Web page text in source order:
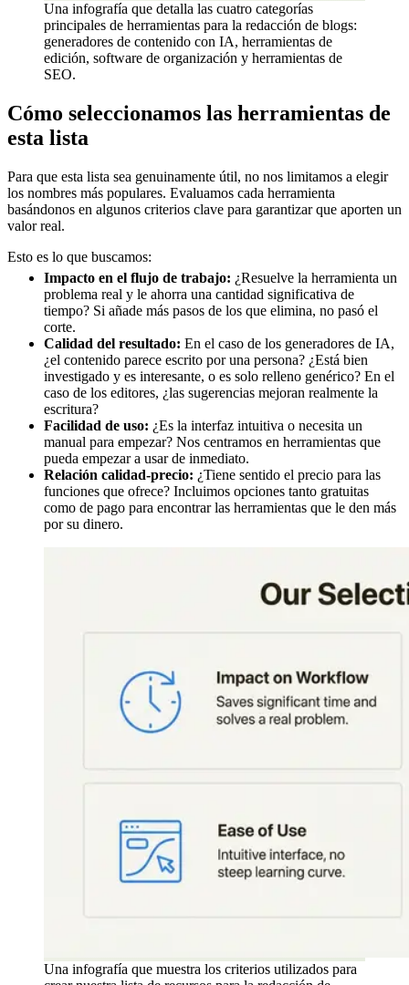
Una infografía que detalla las cuatro categorías
principales de herramientas para la redacción de blogs:
generadores de contenido con IA, herramientas de
edición, software de organización y herramientas de
SEO.
Cómo seleccionamos las herramientas de
esta lista
Para que esta lista sea genuinamente útil, no nos limitamos a elegir
los nombres más populares. Evaluamos cada herramienta
basándonos en algunos criterios clave para garantizar que aporten un
valor real.
Esto es lo que buscamos:
Impacto en el flujo de trabajo: ¿Resuelve la herramienta un
problema real y le ahorra una cantidad significativa de
tiempo? Si añade más pasos de los que elimina, no pasó el
corte.
Calidad del resultado: En el caso de los generadores de IA,
¿el contenido parece escrito por una persona? ¿Está bien
investigado y es interesante, o es solo relleno genérico? En el
caso de los editores, ¿las sugerencias mejoran realmente la
escritura?
Facilidad de uso: ¿Es la interfaz intuitiva o necesita un
manual para empezar? Nos centramos en herramientas que
pueda empezar a usar de inmediato.
Relación calidad-precio: ¿Tiene sentido el precio para las
funciones que ofrece? Incluimos opciones tanto gratuitas
como de pago para encontrar las herramientas que le den más
por su dinero.
Una infografía que muestra los criterios utilizados para